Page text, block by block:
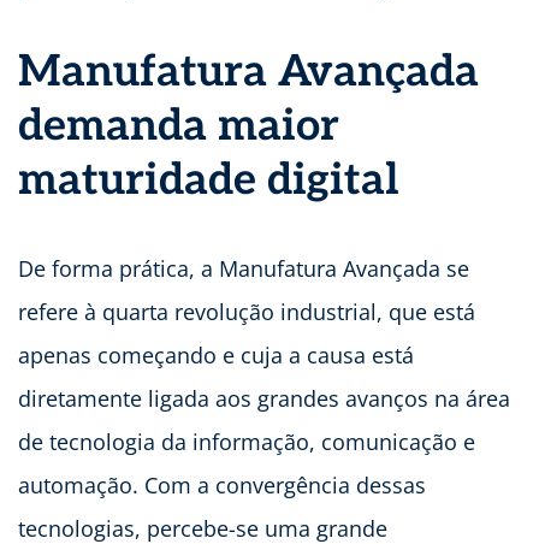
Manufatura Avançada
demanda maior
maturidade digital
De forma prática, a Manufatura Avançada se
refere à quarta revolução industrial, que está
apenas começando e cuja a causa está
diretamente ligada aos grandes avanços na área
de tecnologia da informação, comunicação e
automação. Com a convergência dessas
tecnologias, percebe-se uma grande